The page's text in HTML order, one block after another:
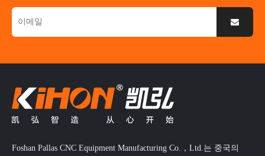
Foshan Pallas CNC Equipment Manufacturing Co.，Ltd.는 중국의